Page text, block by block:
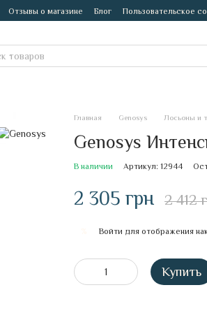
Отзывы о магазине Блог Пользовательское
Главная Genosys Лосьоны и
Genosys
В наличии Артикул: 12944
2 305 грн 2 412
Войти для отображения
Купить